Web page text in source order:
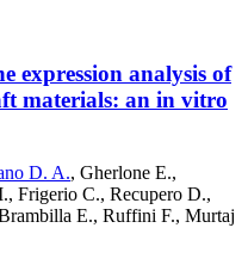
expression analysis of
materials: an in vitro
D. A., Gherlone E.,
, Frigerio C., Recupero D.,
E., Ruffini F., Murtaj